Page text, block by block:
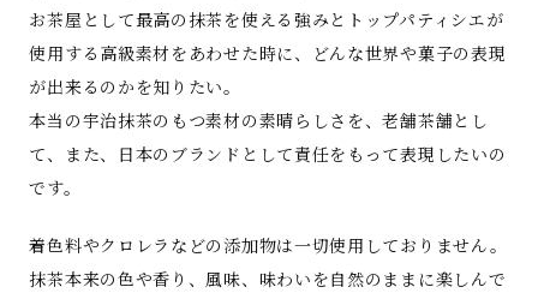
お茶屋として最高の抹茶を使える強みとトップパティシエが
使用する高級素材をあわせた時に、どんな世界や菓子の表現
が出来るのかを知りたい。
本当の宇治抹茶のもつ素材の素晴らしさを、老舗茶舗とし
て、また、日本のブランドとして責任をもって表現したいの
です。
着色料やクロレラなどの添加物は一切使用しておりません。
抹茶本来の色や香り、風味、味わいを自然のままに楽しんで